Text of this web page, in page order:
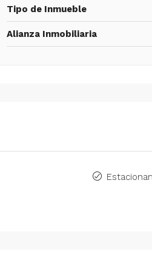
Tipo de Inmueble
Alianza Inmobiliaria